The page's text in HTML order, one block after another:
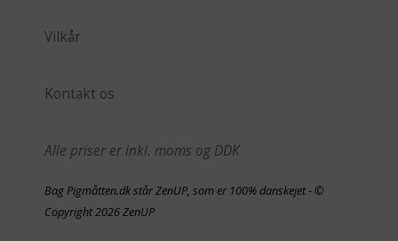
Vilkår
Kontakt os
Alle priser er inkl. moms og DDK
Bag Pigmåtten.dk står ZenUP, som er 100% danskejet - ©
Copyright 2026 ZenUP